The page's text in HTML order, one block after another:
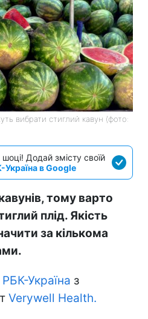
вибрати стиглий кавун (фото:
Додай змісту своїй
Україна в Google
тому варто
плід. Якість
за кількома
РБК-Україна з
Verywell Нealth.